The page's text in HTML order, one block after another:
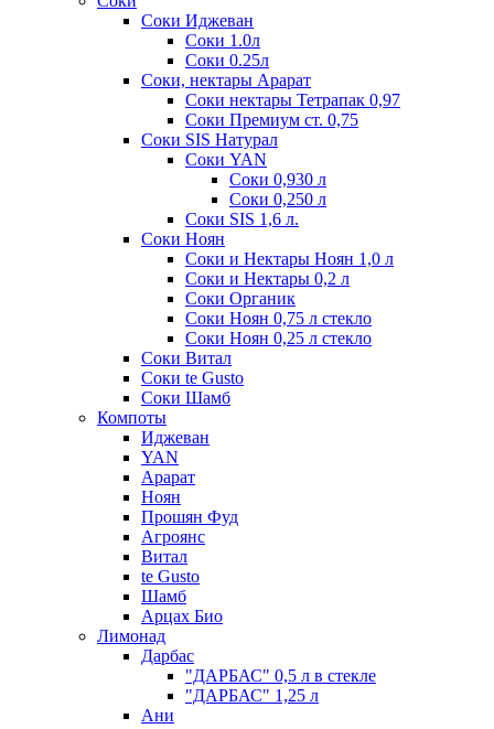
Соки Иджеван
Соки 1.0л
Соки 0.25л
Соки, нектары Арарат
Соки нектары Тетрапак 0,97
Соки Премиум ст. 0,75
Соки SIS Натурал
Соки YAN
Соки 0,930 л
Соки 0,250 л
Соки SIS 1,6 л.
Соки Ноян
Соки и Нектары Ноян 1,0 л
Соки и Нектары 0,2 л
Соки Органик
Соки Ноян 0,75 л стекло
Соки Ноян 0,25 л стекло
Соки Витал
Соки te Gusto
Соки Шамб
Компоты
Иджеван
YAN
Арарат
Ноян
Прошян Фуд
Агроянс
Витал
te Gusto
Шамб
Арцах Био
Лимонад
Дарбас
"ДАРБАС" 0,5 л в стекле
"ДАРБАС" 1,25 л
Ани